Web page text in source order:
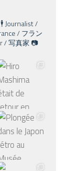
Journalist /
/ フラン
/ 写真家 📷